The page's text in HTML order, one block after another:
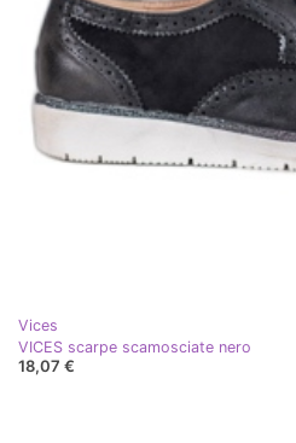
Vices
VICES scarpe scamosciate nero
18,07 €